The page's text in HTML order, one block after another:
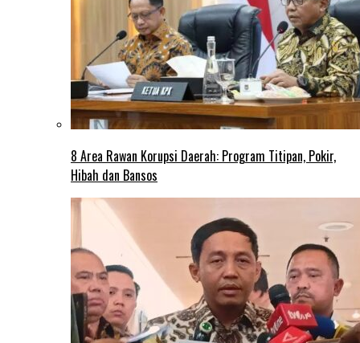
8 Area Rawan Korupsi Daerah: Program Titipan, Pokir,
Hibah dan Bansos